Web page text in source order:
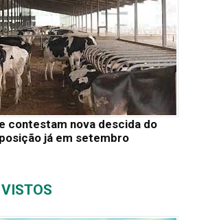
contestam nova descida do
já em setembro